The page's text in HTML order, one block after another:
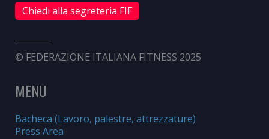
Chiedi alla segreteria FIF
© FEDERAZIONE ITALIANA FITNESS 2025
MENU
Bacheca (Lavoro, palestre, attrezzature)
Press Area